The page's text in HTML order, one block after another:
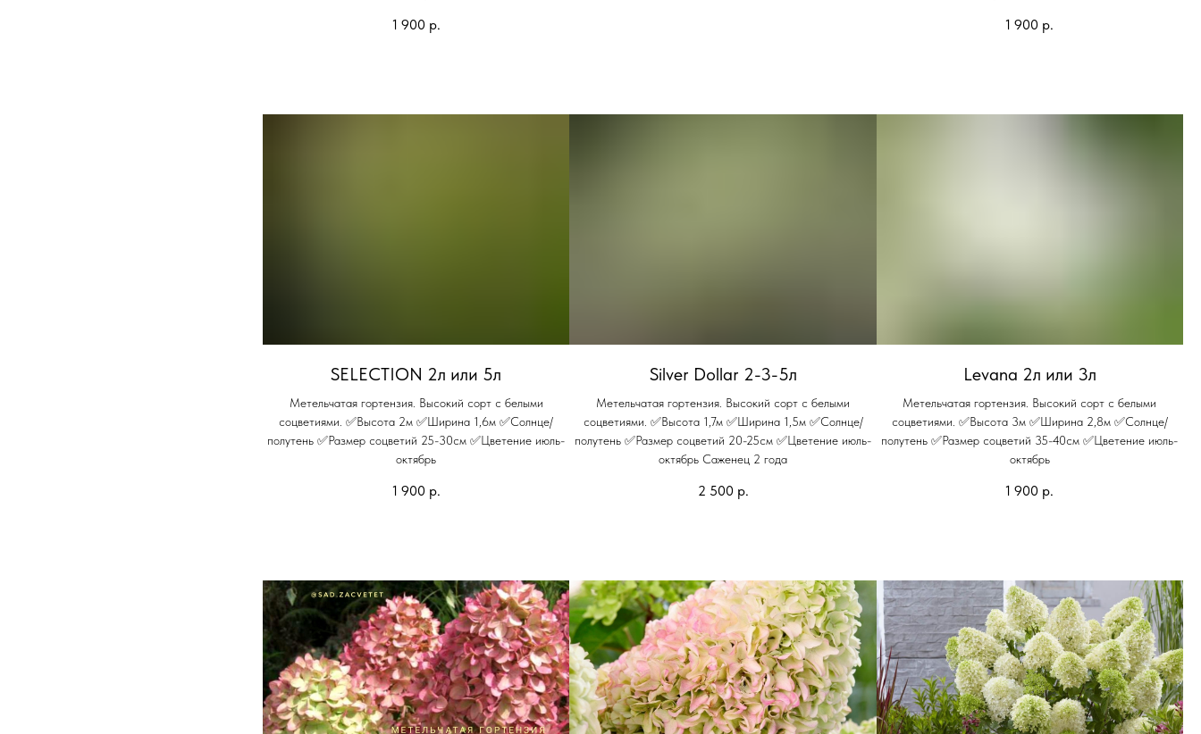
1 900 р. 1 900 р.
SELECTION 2л или 5л
Метельчатая гортензия. Высокий сорт с белыми
соцветиями. ✅Высота 2м ✅Ширина 1,6м ✅Солнце/
полутень ✅Размер соцветий 25-30см ✅Цветение июль-
октябрь
1 900 р.
Silver Dollar 2-3-5л
Метельчатая гортензия. Высокий сорт с белыми
соцветиями. ✅Высота 1,7м ✅Ширина 1,5м ✅Солнце/
полутень ✅Размер соцветий 20-25см ✅Цветение июль-
октябрь Саженец 2 года
2 500 р.
Levana 2л или 3л
Метельчатая гортензия. Высокий сорт с белыми
соцветиями. ✅Высота 3м ✅Ширина 2,8м ✅Солнце/
полутень ✅Размер соцветий 35-40см ✅Цветение июль-
октябрь
1 900 р.